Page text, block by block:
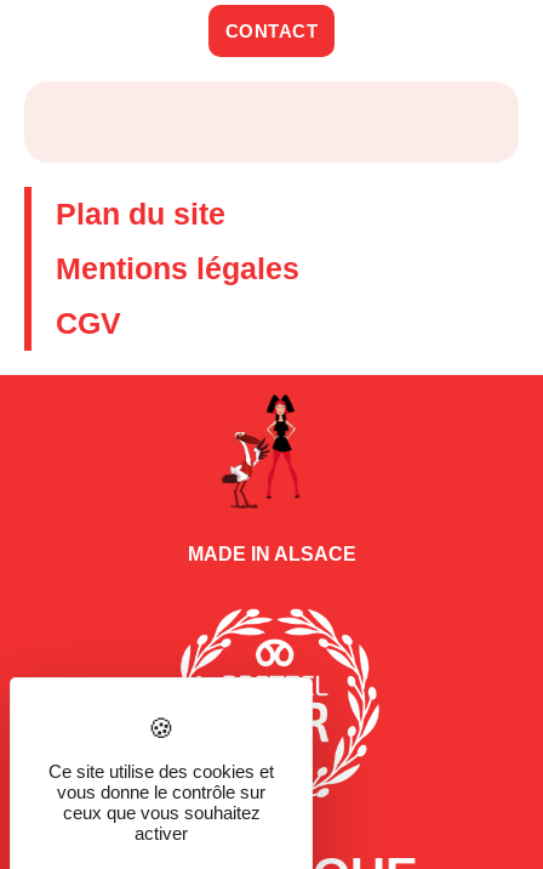
CONTACT
Plan du site
Mentions légales
CGV
MADE IN ALSACE
Ce site utilise des cookies et
vous donne le contrôle sur
ceux que vous souhaitez
activer